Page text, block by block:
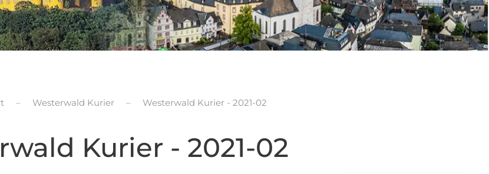
Westerwald Kurier Westerwald Kurier - 2021-02
Kurier - 2021-02